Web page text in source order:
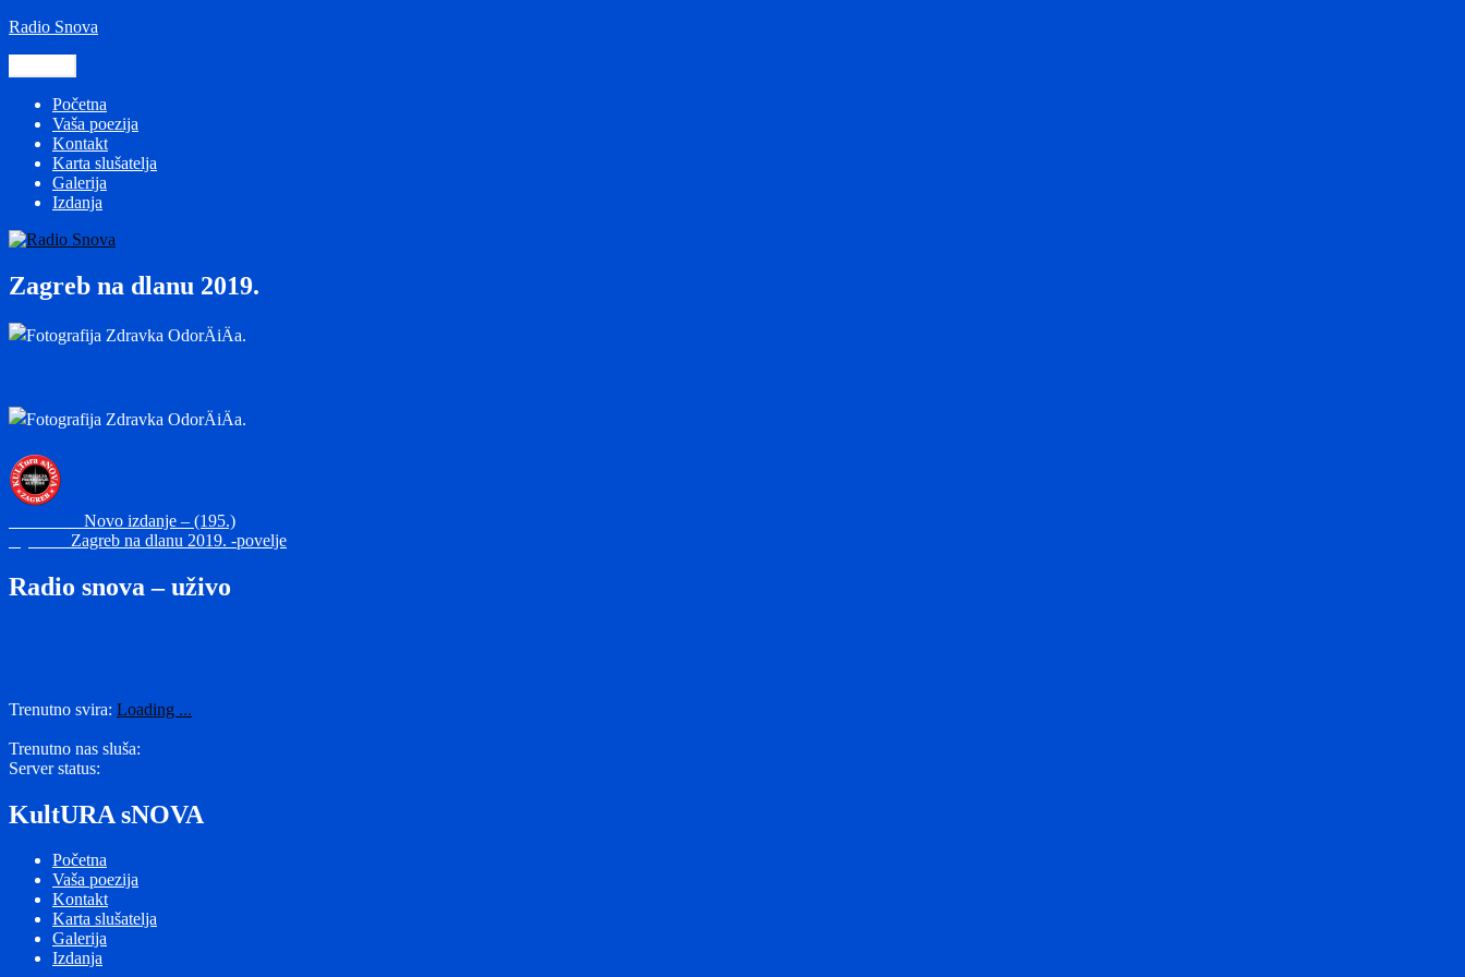
Preskoči
Radio Snova
Početna
Vaša poezija
Kontakt
Karta slušatelja
Galerija
Izdanja
Zagreb na dlanu 2019.
Navigacija
objava
Prethodna
objava:
Novo izdanje – (195.)
Sljedeća
Zagreb na dlanu 2019. -povelje
Radio snova – uživo
Trenutno svira: Loading ...
Trenutno nas sluša:
Server status:
KultURA sNOVA
Početna
Vaša poezija
Kontakt
Karta slušatelja
Galerija
Izdanja